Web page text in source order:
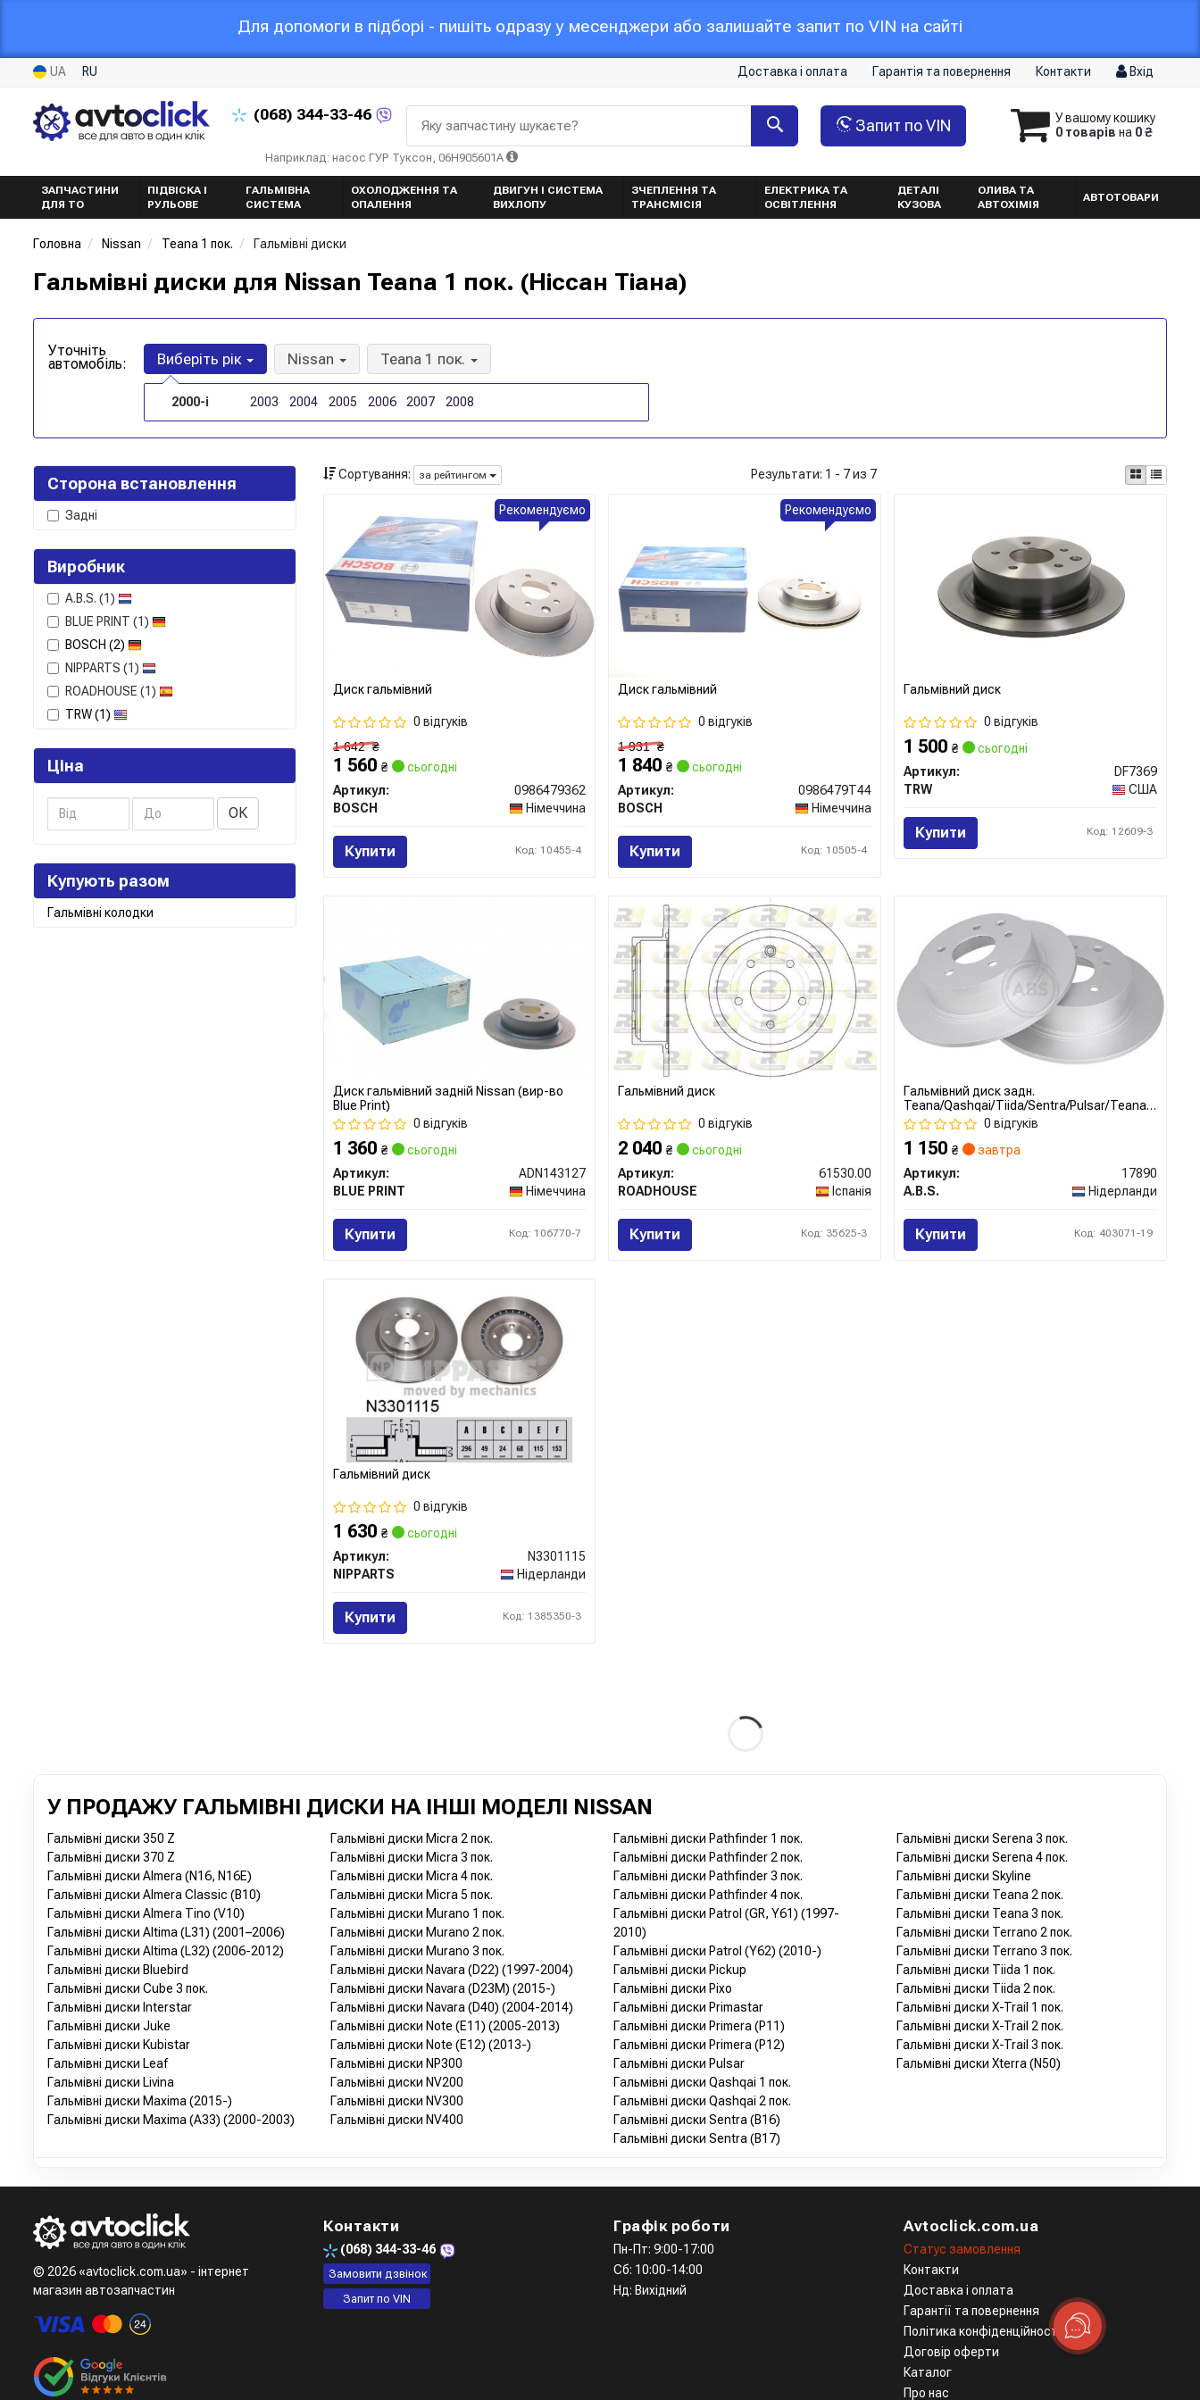
Для допомоги в підборі - пишіть одразу у месенджери або залишайте запит по VIN на сайті
UA RU Доставка і оплата Гарантія та повернення Контакти Вхід
(068) 344-33-46
У вашому кошику
0 товарів на 0 ₴
Запит по VIN
Яку запчастину шукаєте?
Наприклад: насос ГУР Туксон, 06H905601A
ЗАПЧАСТИНИ
ДЛЯ ТО
ПІДВІСКА І
РУЛЬОВЕ
ГАЛЬМІВНА
СИСТЕМА
ОХОЛОДЖЕННЯ ТА
ОПАЛЕННЯ
ДВИГУН І СИСТЕМА
ВИХЛОПУ
ЗЧЕПЛЕННЯ ТА
ТРАНСМІСІЯ
ЕЛЕКТРИКА ТА
ОСВІТЛЕННЯ
ДЕТАЛІ
КУЗОВА
ОЛИВА ТА
АВТОХІМІЯ
АВТОТОВАРИ
Головна Nissan Teana 1 пок. Гальмівні диски
Гальмівні диски для Nissan Teana 1 пок. (Ніссан Тіана)
Уточніть
автомобіль: Виберіть рік
2000-і 2003 2004 2005 2006 2007 2008
Nissan Teana 1 пок.
Сторона встановлення
Задні
Виробник
A.B.S. (1)
BLUE PRINT (1)
BOSCH (2)
NIPPARTS (1)
ROADHOUSE (1)
TRW(1)
Ціна
ОК
Купують разом
Гальмівні колодки
Сортування: за рейтингом Результати: 1 - 7 из 7
Диск гальмівний
0 відгуків
1 642₴
1 560 ₴
сьогодні
Артикул:
0986479362
BOSCH
Німеччина
Купити Код: 10455-4
Рекомендуємо
Диск гальмівний
0 відгуків
1 931₴
1 840₴
сьогодні
Артикул:
0986479T44
BOSCH
Німеччина
Купити Код: 10505-4
Рекомендуємо
Гальмівний диск
0 відгуків
1 500₴
сьогодні
Артикул:
DF7369
TRW
США
Купити Код: 12609-3
Диск гальмівний задній Nissan (вир-во
Blue Print)
0 відгуків
1 360 ₴
сьогодні
Артикул:
ADN143127
BLUE PRINT
Німеччина
Купити Код: 106770-7
Гальмівний диск
0 відгуків
2 040₴
сьогодні
Артикул:
61530.00
ROADHOUSE
Іспанія
Купити Код: 35625-3
Гальмівний диск задн.
Teana/Qashqai/Tiida/Sentra/Pulsar/Teana/Juke/
08-
0 відгуків
1 150₴
завтра
Артикул:
17890
A.B.S.
Нідерланди
Купити Код: 403071-19
Гальмівний диск
0 відгуків
1 630 ₴
сьогодні
Артикул:
N3301115
NIPPARTS
Нідерланди
Купити Код: 1385350-3
У ПРОДАЖУ ГАЛЬМІВНІ ДИСКИ НА ІНШІ МОДЕЛІ NISSAN
Гальмівні диски 350 Z
Гальмівні диски 370 Z
Гальмівні диски Almera (N16, N16E)
Гальмівні диски Almera Classic (B10)
Гальмівні диски Almera Tino (V10)
Гальмівні диски Altima (L31) (2001–2006)
Гальмівні диски Altima (L32) (2006-2012)
Гальмівні диски Bluebird
Гальмівні диски Cube 3 пок.
Гальмівні диски Interstar
Гальмівні диски Juke
Гальмівні диски Kubistar
Гальмівні диски Leaf
Гальмівні диски Livina
Гальмівні диски Maxima (2015-)
Гальмівні диски Maxima (A33) (2000-2003)
Гальмівні диски Micra 2 пок.
Гальмівні диски Micra 3 пок.
Гальмівні диски Micra 4 пок.
Гальмівні диски Micra 5 пок.
Гальмівні диски Murano 1 пок.
Гальмівні диски Murano 2 пок.
Гальмівні диски Murano 3 пок.
Гальмівні диски Navara (D22) (1997-2004)
Гальмівні диски Navara (D23M) (2015-)
Гальмівні диски Navara (D40) (2004-2014)
Гальмівні диски Note (E11) (2005-2013)
Гальмівні диски Note (E12) (2013-)
Гальмівні диски NP300
Гальмівні диски NV200
Гальмівні диски NV300
Гальмівні диски NV400
Гальмівні диски Pathfinder 1 пок.
Гальмівні диски Pathfinder 2 пок.
Гальмівні диски Pathfinder 3 пок.
Гальмівні диски Pathfinder 4 пок.
Гальмівні диски Patrol (GR, Y61) (1997-
2010)
Гальмівні диски Patrol (Y62) (2010-)
Гальмівні диски Pickup
Гальмівні диски Pixo
Гальмівні диски Primastar
Гальмівні диски Primera (P11)
Гальмівні диски Primera (P12)
Гальмівні диски Pulsar
Гальмівні диски Qashqai 1 пок.
Гальмівні диски Qashqai 2 пок.
Гальмівні диски Sentra (B16)
Гальмівні диски Sentra (B17)
Гальмівні диски Serena 3 пок.
Гальмівні диски Serena 4 пок.
Гальмівні диски Skyline
Гальмівні диски Teana 2 пок.
Гальмівні диски Teana 3 пок.
Гальмівні диски Terrano 2 пок.
Гальмівні диски Terrano 3 пок.
Гальмівні диски Tiida 1 пок.
Гальмівні диски Tiida 2 пок.
Гальмівні диски X-Trail 1 пок.
Гальмівні диски X-Trail 2 пок.
Гальмівні диски X-Trail 3 пок.
Гальмівні диски Xterra (N50)
© 2026 «avtoclick.com.ua» - інтернет
магазин автозапчастин
Контакти
(068) 344-33-46
Замовити дзвінок
Запит по VIN
Графік роботи
Пн-Пт: 9:00-17:00
Сб: 10:00-14:00
Нд: Вихідний
Avtoclick.com.ua
Статус замовлення
Контакти
Доставка і оплата
Гарантії та повернення
Політика конфіденційності
Договір оферти
Каталог
Про нас